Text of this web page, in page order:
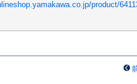
product/